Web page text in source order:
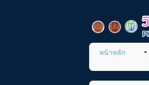
หน้าหลัก